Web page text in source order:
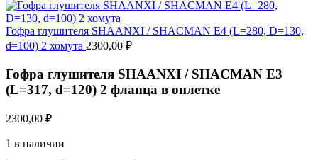
Гофра глушителя SHAANXI / SHACMAN E4 (L=280, D=130,
d=100) 2 хомута 2300,00 ₽
Гофра глушителя SHAANXI / SHACMAN E3
(L=317, d=120) 2 фланца в оплетке
2300,00 ₽
1 в наличии